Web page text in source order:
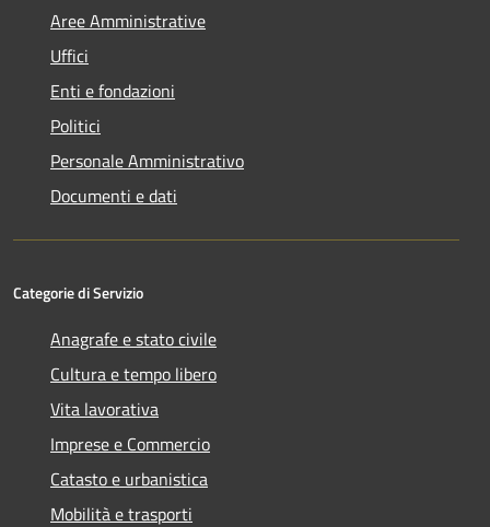
Aree Amministrative
Uffici
Enti e fondazioni
Politici
Personale Amministrativo
Documenti e dati
Categorie di Servizio
Anagrafe e stato civile
Cultura e tempo libero
Vita lavorativa
Imprese e Commercio
Catasto e urbanistica
Mobilità e trasporti